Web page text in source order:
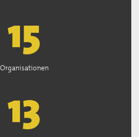
15
Organisationen
13